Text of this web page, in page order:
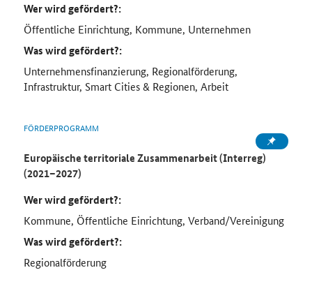
Wer wird gefördert?:
Öffentliche Einrichtung, Kommune, Unternehmen
Was wird gefördert?:
Unternehmensfinanzierung, Regionalförderung,
Infrastruktur, Smart Cities & Regionen, Arbeit
FÖRDERPROGRAMM
Europäische territoriale Zusammenarbeit (Interreg)
(2021–2027)
Wer wird gefördert?:
Kommune, Öffentliche Einrichtung, Verband/Vereinigung
Was wird gefördert?:
Regionalförderung